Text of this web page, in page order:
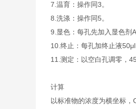
7. 温育：操作同3。
8. 洗涤：操作同5。
9. 显色：每孔先加入显色
10. 终止：每孔加终止液
11. 测定：以空白孔调零，
计算
以标准物的浓度为横坐标